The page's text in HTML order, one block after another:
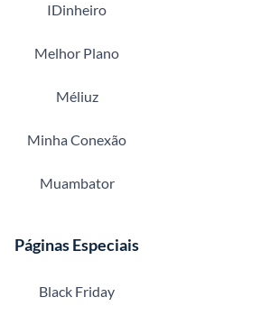
IDinheiro
Melhor Plano
Méliuz
Minha Conexão
Muambator
Páginas Especiais
Black Friday